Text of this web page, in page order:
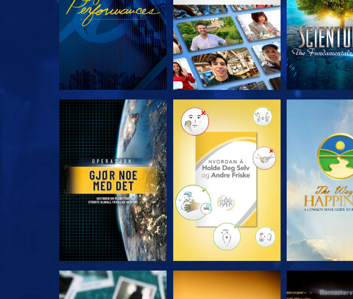
UTFORSK SERIEN UTFORSK SERIEN